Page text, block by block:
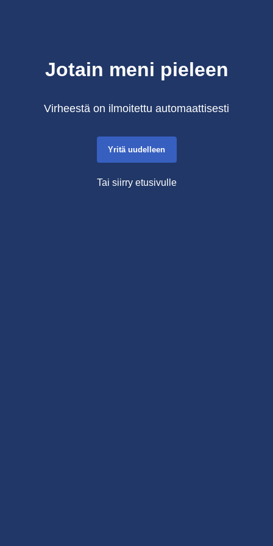
Jotain meni pieleen
Virheestä on ilmoitettu automaattisesti
Yritä uudelleen
Tai siirry etusivulle